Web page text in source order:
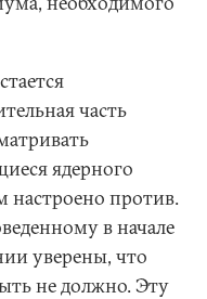
часть
ядерного
настроено против.
в начале
уверены, что
не должно. Эту